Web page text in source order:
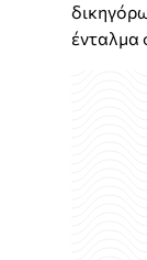
ένταλμα